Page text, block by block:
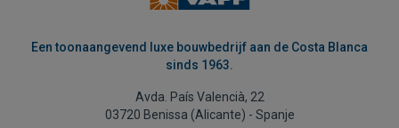
Een toonaangevend luxe bouwbedrijf aan de Costa Blanca
sinds 1963.
Avda. País Valencià, 22
03720 Benissa (Alicante) - Spanje